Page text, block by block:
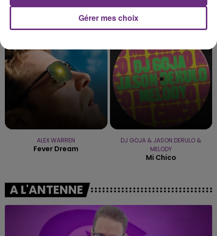
les conditions de...
TITRES DIFFUSÉS
ALEX WARREN
Fever Dream
DJ GOJA & JASON DERULO &
MELODY
Mi Chico
A L'ANTENNE
Gérer mes choix